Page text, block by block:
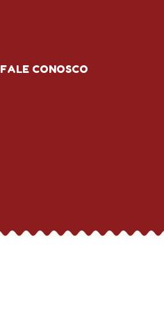
FALE CONOSCO